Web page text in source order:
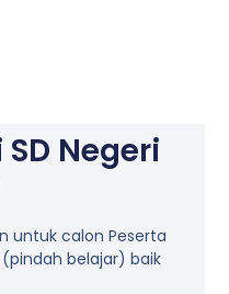
Negeri
untuk calon Peserta
(pindah belajar) baik